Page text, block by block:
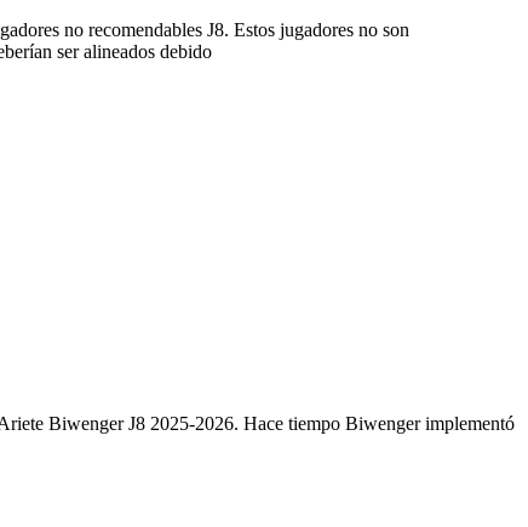
no recomendables J8. Estos jugadores no son
ser alineados debido
Biwenger J8 2025-2026. Hace tiempo Biwenger implementó